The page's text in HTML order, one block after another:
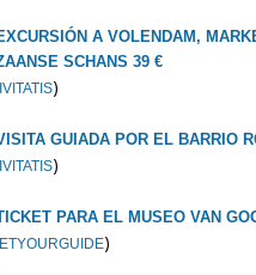
A VOLENDAM,
SCHANS 39 €
)
GUIADA POR EL BARRIO
)
PARA EL MUSEO VAN
)